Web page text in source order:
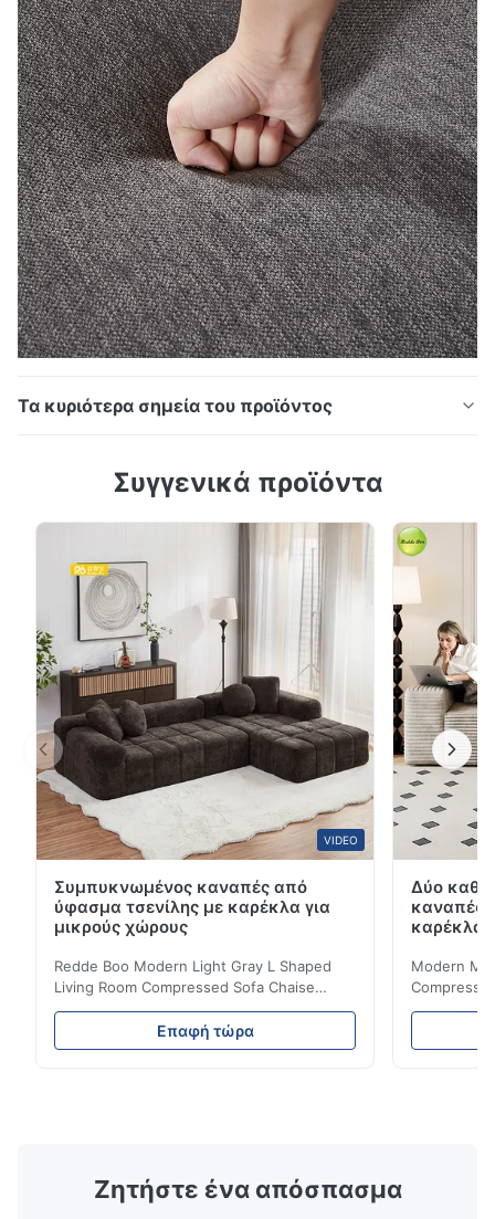
Τα κυριότερα σημεία του προϊόντος
κρεβάτι, Πτυσσόμενος καναπές για σαλόνι με θύρες
πλάτη, υφασμάτινος καναπές-κρεβάτι γκρι
Προδιαγραφές προϊόντος Χαρακτηριστικό Καθέκαστα
Εφαρμογή Σαλόνι, Υπνοδωμάτιο, Ξενοδοχείο Τόπος
καταγωγής Huizhou, Κίνα Υλικ...
Συγγενικά προϊόντα
VIDEO
Συμπυκνωμένος καναπές από
ύφασμα τσενίλης με καρέκλα για
μικρούς χώρους
Redde Boo Modern Light Gray L Shaped
Living Room Compressed Sofa Chaise
Lounge Product Overview High resilience
soft sectional sofa designed for small
spaces, featuring a contemporary light gray
Επαφή τώρα
Δύο
καναπές
καρέκλα
Modern
Room
Ζητήστε ένα απόσπασμα